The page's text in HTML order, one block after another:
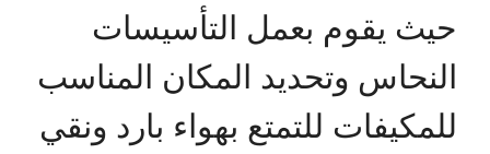
حيث يقوم بعمل التأسيسات
النحاس وتحديد المكان المناسب
للمكيفات للتمتع بهواء بارد ونقي